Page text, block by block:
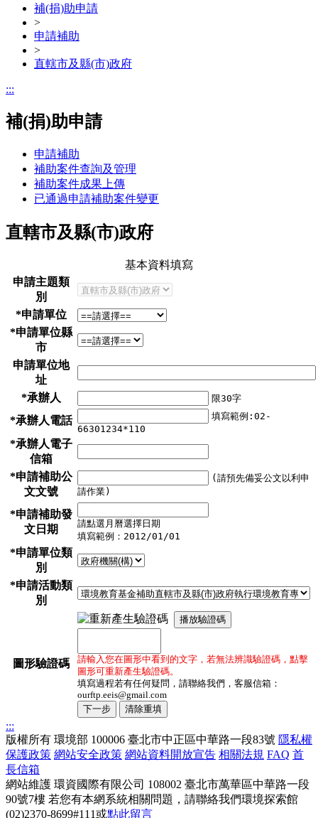
補(捐)助申請
>
申請補助
>
直轄市及縣(市)政府
:::
補(捐)助申請
申請補助
補助案件查詢及管理
補助案件成果上傳
已通過申請補助案件變更
直轄市及縣(市)政府
基本資料填寫
申請主題類
別
*申請單位
*申請單位縣
市
申請單位地
址
*承辦人
限30字
*承辦人電話
填寫範例:02-
66301234*110
*承辦人電子
信箱
*申請補助公
文文號
(請預先備妥公文以利申
請作業)
*申請補助發
文日期
請點選月曆選擇日期
填寫範例：2012/01/01
*申請單位類
別
*申請活動類
別
圖形驗證碼
播放驗證碼
請輸入您在圖形中看到的文字，若無法辨識驗證碼，點擊
圖形可重新產生驗證碼。
填寫過程若有任何疑問，請聯絡我們，客服信箱：
ourftp.eeis@gmail.com
:::
版權所有 環境部 100006 臺北市中正區中華路一段83號 隱私權
保護政策 網站安全政策 網站資料開放宣告 相關法規 FAQ 首
長信箱
網站維護 環資國際有限公司 108002 臺北市萬華區中華路一段
90號7樓 若您有本網系統相關問題，請聯絡我們環境探索館
(02)2370-8699#111或點此留言